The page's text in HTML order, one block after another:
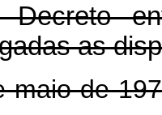
as
maio de